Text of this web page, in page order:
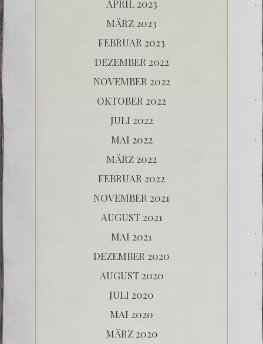
APRIL 2023
MÄRZ 2023
FEBRUAR 2023
DEZEMBER 2022
NOVEMBER 2022
OKTOBER 2022
JULI 2022
MAI 2022
MÄRZ 2022
FEBRUAR 2022
NOVEMBER 2021
AUGUST 2021
MAI 2021
DEZEMBER 2020
AUGUST 2020
JULI 2020
MAI 2020
MÄRZ 2020